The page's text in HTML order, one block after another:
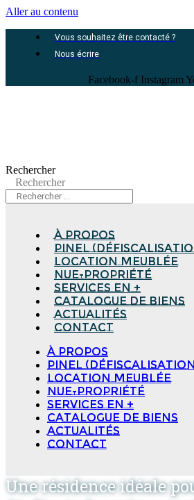
Aller au contenu
Vous souhaitez être contacté ?
Nous écrire
Facebook-f Instagram
Rechercher
Rechercher
à propos
Pinel
Location meublée
Nue-propriété
Services en +
Catalogue de biens
Actualités
Contact
à propos
Pinel
Location meublée
Nue-propriété
Services en +
Catalogue de biens
Actualités
Contact
Une résidence idéale